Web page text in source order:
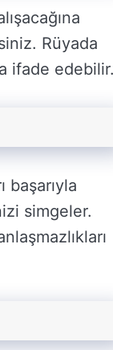
Rüyada
ifade
başarıyla
simgeler.